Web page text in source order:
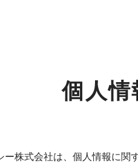
個人情
ー株式会社は、個人情報に関